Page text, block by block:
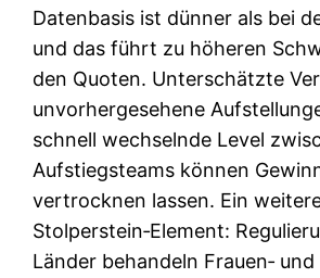
Datenbasis ist dünner als bei
und das führt zu höheren
den Quoten. Unterschätzte
unvorhergesehene
schnell wechselnde Level
Aufstiegsteams können
vertrocknen lassen. Ein
Stolperstein‑Element:
Länder behandeln Frauen‑ und